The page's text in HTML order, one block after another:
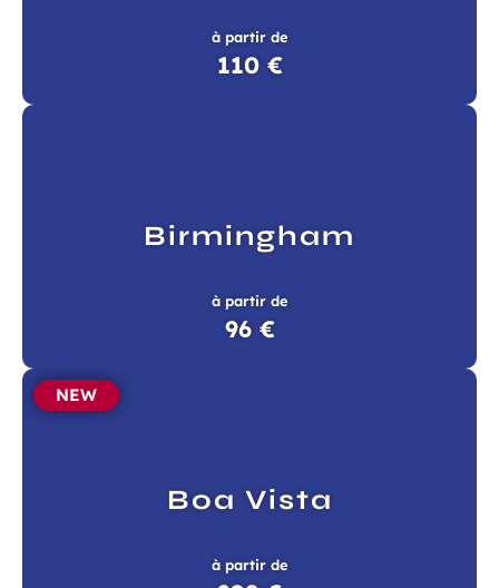
à partir de
110 €
Birmingham
à partir de
96 €
Boa Vista
NEW
à partir de